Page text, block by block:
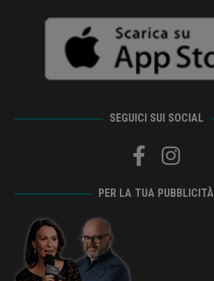
SEGUICI SUI SOCIAL
PER LA TUA PUBBLICITÀ